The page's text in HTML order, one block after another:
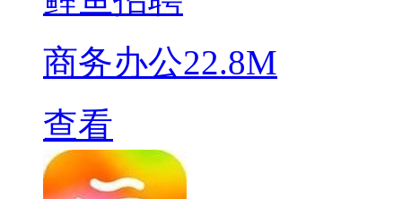
商务办公22.8M
查看